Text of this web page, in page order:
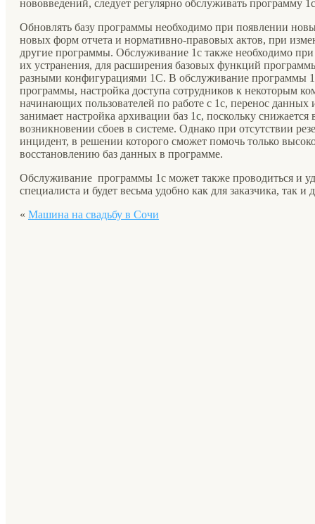
нововведений, следует регулярно обслуживать программу
Обновлять базу программы необходимо при появлении
новых форм отчета и нормативно-правовых актов, при
другие программы. Обслуживание 1с также необходимо
их устранения, для расширения базовых функций
разными конфигурациями 1С. В обслуживание программы
программы, настройка доступа сотрудников к некоторым
начинающих пользователей по работе с 1с, перенос
занимает настройка архивации баз 1с, поскольку
возникновении сбоев в системе. Однако при отсутствии
инцидент, в решении которого сможет помочь только
восстановлению баз данных в программе.
Обслуживание программы 1с может также проводиться и
специалиста и будет весьма удобно как для заказчика, так
« Машина на свадьбу в Сочи